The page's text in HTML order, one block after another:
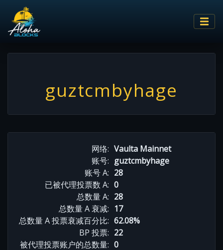
guztcmbyhage
网络: Vaulta Mainnet
账号: guztcmbyhage
账号 A: 28
已被代理投票数 A: 0
总数量 A: 28
总数量 A 衰减: 17
总数量 A 投票衰减百分比: 62.08%
BP 投票: 22
被代理投票账户的总数量: 0